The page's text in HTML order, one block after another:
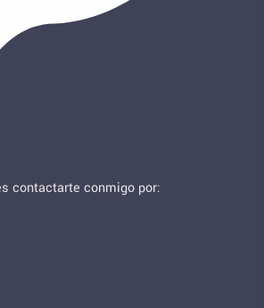
contactarte conmigo por: